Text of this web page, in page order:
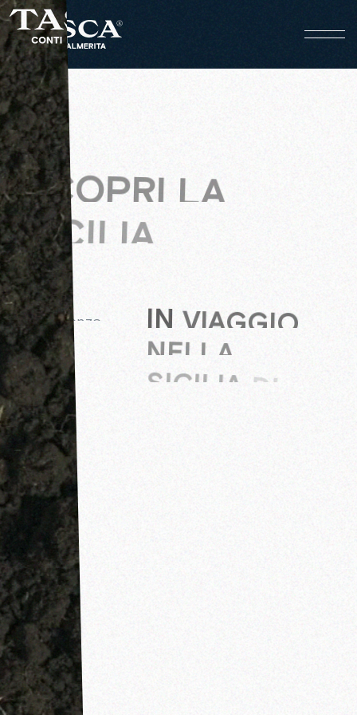
Esperienze
SCOPRI LA
SICILIA
IN VIAGGIO
NELLA
SICILIA DI
Quale modo migliore per comprendere un
luogo, se non quello di viverlo in prima
persona? Da passeggiate in vigneti storici a
degustazioni di vino, passando per tour
enogastronomici, con le le Esperienze Tasca
potrete scoprire la bellezza delle nostre
Tenute e l’unicità di questi terroir vinicoli.